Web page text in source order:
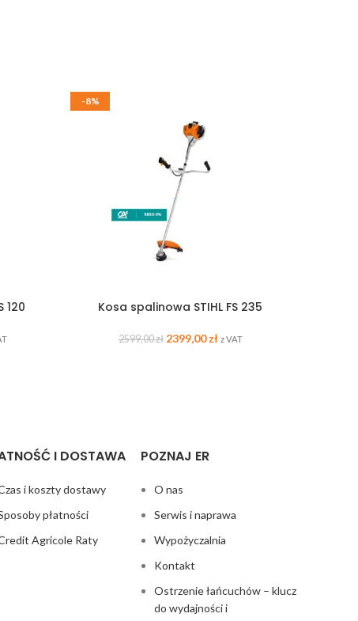
120
-8%
Kosa spalinowa STIHL FS 235
2599,00zł 2399,00zł z VAT
I DOSTAWA
i koszty dostawy
płatności
Agricole Raty
POZNAJ ER
O nas
Serwis i naprawa
Wypożyczalnia
Kontakt
Ostrzenie łańcuchów – klucz
do wydajności i